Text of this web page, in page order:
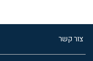
צור קשר